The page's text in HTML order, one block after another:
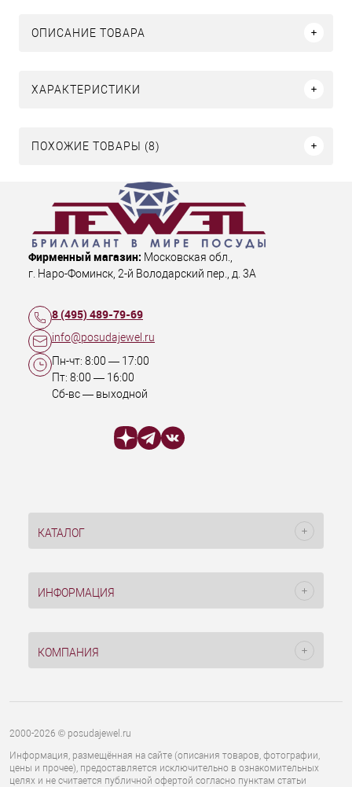
ОПИСАНИЕ ТОВАРА
ХАРАКТЕРИСТИКИ
ПОХОЖИЕ ТОВАРЫ (8)
Фирменный магазин: Московская обл.,
г. Наро-Фоминск, 2-й Володарский пер., д. 3А
8 (495) 489-79-69
info@posudajewel.ru
Пн-чт: 8:00 — 17:00
Пт: 8:00 — 16:00
Сб-вс — выходной
КАТАЛОГ
ИНФОРМАЦИЯ
КОМПАНИЯ
2000-2026 © posudajewel.ru
Информация, размещённая на сайте (описания товаров, фотографии,
цены и прочее), предоставляется исключительно в ознакомительных
целях и не считается публичной офертой согласно пунктам статьи